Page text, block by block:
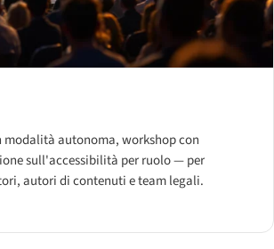
modalità autonoma, workshop con
sull'accessibilità per ruolo — per
autori di contenuti e team legali.